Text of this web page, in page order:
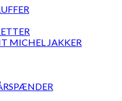
MICHEL JAKKER